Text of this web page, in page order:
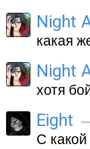
Night
какая
Night
хотя
Eight
С